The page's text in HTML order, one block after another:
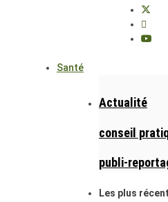
Santé
Actualité
conseil
publi-
Les plus